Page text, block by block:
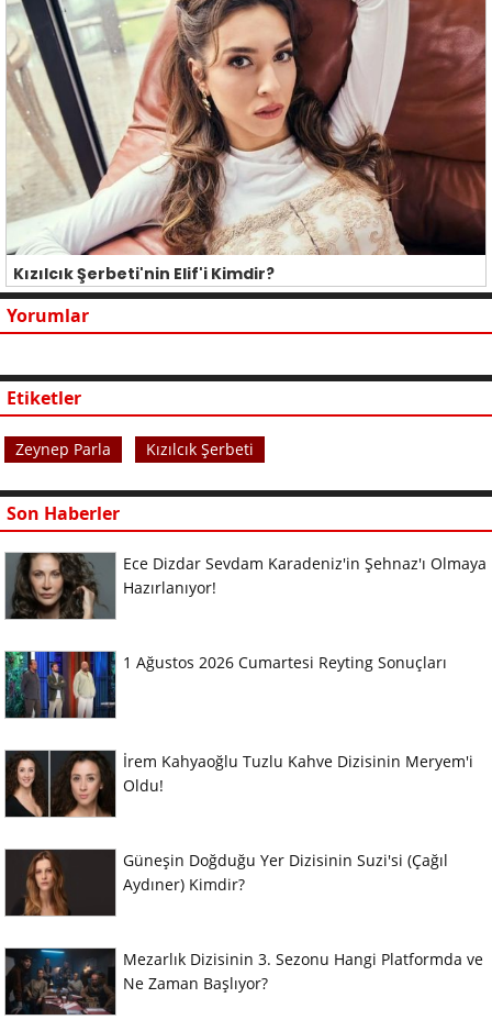
Kızılcık Şerbeti'nin Elif'i Kimdir?
Yorumlar
Etiketler
Zeynep Parla Kızılcık Şerbeti
Son Haberler
Ece Dizdar Sevdam Karadeniz'in Şehnaz'ı Olmaya
Hazırlanıyor!
1 Ağustos 2026 Cumartesi Reyting Sonuçları
İrem Kahyaoğlu Tuzlu Kahve Dizisinin Meryem'i
Oldu!
Güneşin Doğduğu Yer Dizisinin Suzi'si (Çağıl
Aydıner) Kimdir?
Mezarlık Dizisinin 3. Sezonu Hangi Platformda ve
Ne Zaman Başlıyor?